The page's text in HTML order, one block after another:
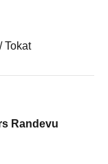
Tokat
Randevu